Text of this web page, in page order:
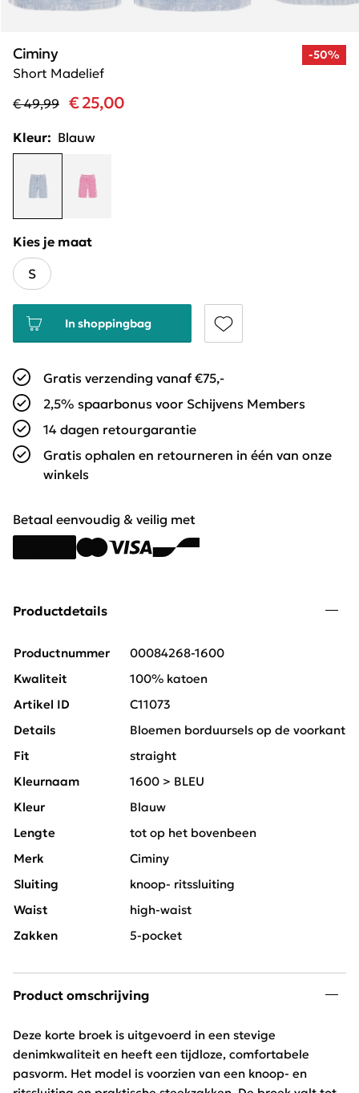
-50%
Short Madelief
Ciminy
€ 49,99 € 25,00
Kleur: Blauw
Kies je maat
S
In shoppingbag
Gratis verzending vanaf €75,-
2,5% spaarbonus voor Schijvens Members
14 dagen retourgarantie
Gratis ophalen en retourneren in één van onze
winkels
Betaal eenvoudig & veilig met
Productdetails
Productnummer
00084268-1600
Kwaliteit
100% katoen
Artikel ID
C11073
Details
Bloemen borduursels op de voorkant
Fit
straight
Kleurnaam
1600 > BLEU
Kleur
Blauw
Lengte
tot op het bovenbeen
Merk
Ciminy
Sluiting
knoop- ritssluiting
Waist
high-waist
Zakken
5-pocket
Product omschrijving
Deze korte broek is uitgevoerd in een stevige
denimkwaliteit en heeft een tijdloze, comfortabele
pasvorm. Het model is voorzien van een knoop- en